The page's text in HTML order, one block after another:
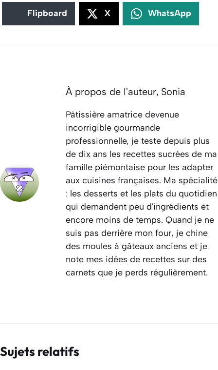
Flipboard X WhatsApp
À propos de l'auteur, Sonia
Pâtissière amatrice devenue
incorrigible gourmande
professionnelle, je teste depuis plus
de dix ans les recettes sucrées de ma
famille piémontaise pour les adapter
aux cuisines françaises. Ma spécialité
: les desserts et les plats du quotidien
qui demandent peu d'ingrédients et
encore moins de temps. Quand je ne
suis pas derrière mon four, je chine
des moules à gâteaux anciens et je
note mes idées de recettes sur des
carnets que je perds régulièrement.
Sujets relatifs